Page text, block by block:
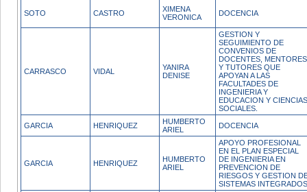
SOTO CASTRO
XIMENA
VERONICA
DOCENCIA
CARRASCO VIDAL
YANIRA
DENISE
GESTION Y
SEGUIMIENTO DE
CONVENIOS DE
DOCENTES, MENTORES
Y TUTORES QUE
APOYAN A LAS
FACULTADES DE
INGENIERIA Y
EDUCACION Y CIENCIAS
SOCIALES.
GARCIA HENRIQUEZ
HUMBERTO
ARIEL
DOCENCIA
GARCIA HENRIQUEZ
HUMBERTO
ARIEL
APOYO PROFESIONAL
EN EL PLAN ESPECIAL
DE INGENIERIA EN
PREVENCION DE
RIESGOS Y GESTION
SISTEMAS